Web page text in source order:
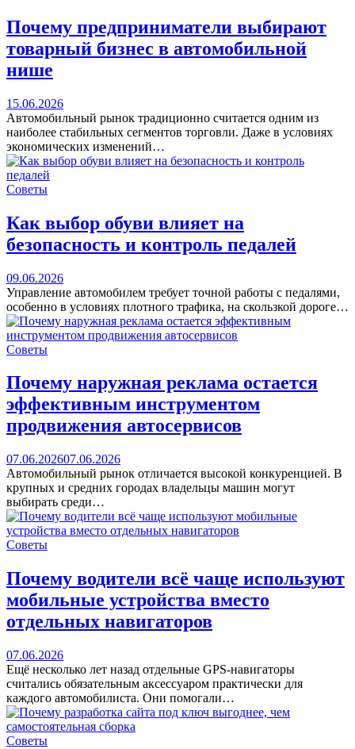
Почему предприниматели выбирают
товарный бизнес в автомобильной
нише
15.06.2026
Автомобильный рынок традиционно считается одним из
наиболее стабильных сегментов торговли. Даже в условиях
экономических изменений…
Советы
Как выбор обуви влияет на
безопасность и контроль педалей
09.06.2026
Управление автомобилем требует точной работы с педалями,
особенно в условиях плотного трафика, на скользкой дороге…
Советы
Почему наружная реклама остается
эффективным инструментом
продвижения автосервисов
07.06.202607.06.2026
Автомобильный рынок отличается высокой конкуренцией. В
крупных и средних городах владельцы машин могут
выбирать среди…
Советы
Почему водители всё чаще используют
мобильные устройства вместо
отдельных навигаторов
07.06.2026
Ещё несколько лет назад отдельные GPS-навигаторы
считались обязательным аксессуаром практически для
каждого автомобилиста. Они помогали…
Советы